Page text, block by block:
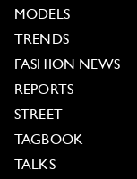
MODELS
TRENDS
FASHION NEWS
REPORTS
STREET
TAGBOOK
TALKS